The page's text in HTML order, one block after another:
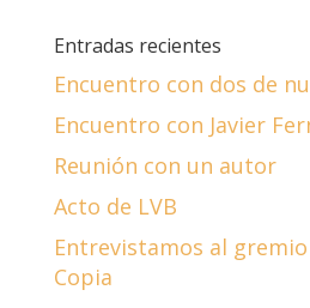
Entradas recientes
Encuentro con dos de
Encuentro con Javier
Reunión con un autor
Acto de LVB
Entrevistamos al
Copia